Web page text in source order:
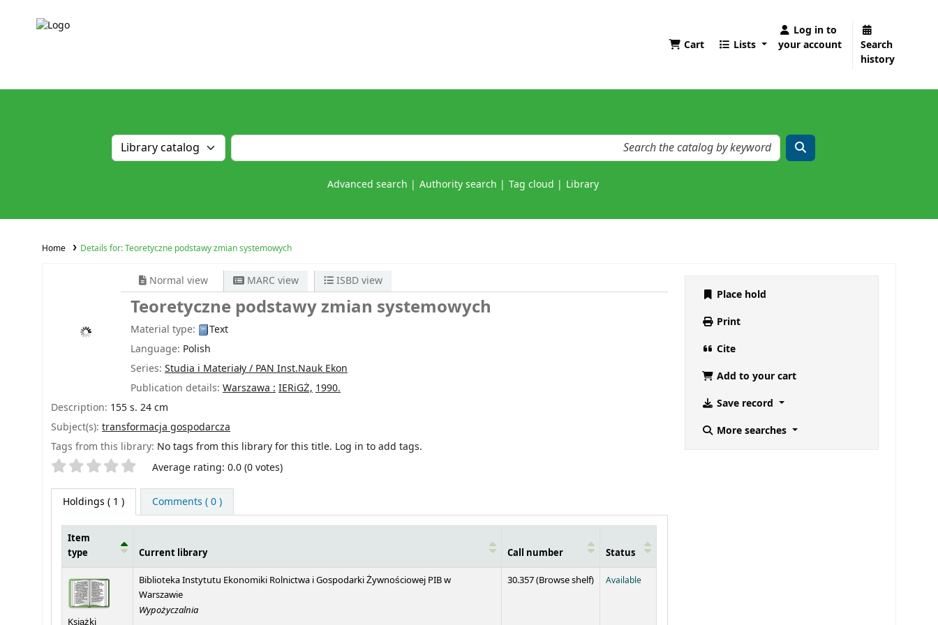
Cart Lists
Log in to
your account
Search
history
Advanced search Authority search Tag cloud Library
Home Details for:Teoretyczne podstawy zmian systemowych
Normal view MARC view ISBD view
Teoretyczne podstawy zmian systemowych
Material type:
Text
Language: Polish
Series: Studia i Materiały / PAN Inst.Nauk Ekon
Publication details: Warszawa : IERiGŻ, 1990.
Description: 155 s. 24 cm
Subject(s): transformacja gospodarcza
Tags from this library: No tags from this library for this title. Log in to add tags.
Star ratings Average rating: 0.0 (0 votes)
Holdings ( 1 ) Comments ( 0 )
Item
type
Current library Call number Status
Książki
Biblioteka Instytutu Ekonomiki Rolnictwa i Gospodarki Żywnościowej PIB w
Warszawie
Wypożyczalnia
30.357 (Browse shelf(Opens below)
) Available
Place hold
Print
Cite
Add to your cart
Save record
More searches